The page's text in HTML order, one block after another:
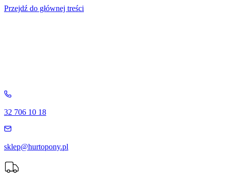
Przejdź do głównej treści
32 706 10 18
sklep@hurtopony.pl